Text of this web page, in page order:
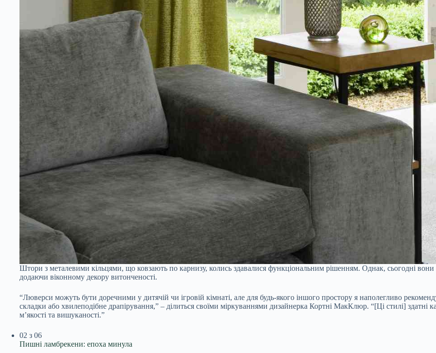
Штори з металевими кільцями, що ковзають по карнизу, колись здавалися функціональним рішенням. Однак, сьогодні
додаючи віконному декору витонченості.
“Люверси можуть бути доречними у дитячій чи ігровій кімнаті, але для будь-якого іншого простору я наполегливо
складки або хвилеподібне драпірування,” – ділиться своїми міркуваннями дизайнерка Кортні МакКлюр. “[Ці стилі]
м’якості та вишуканості.”
02 з 06
Пишні ламбрекени: епоха минула